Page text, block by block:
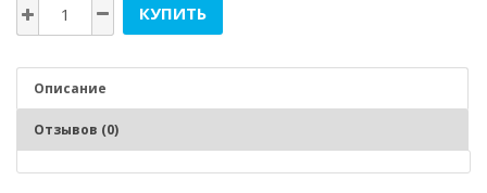
КУПИТЬ
Описание
Отзывов (0)